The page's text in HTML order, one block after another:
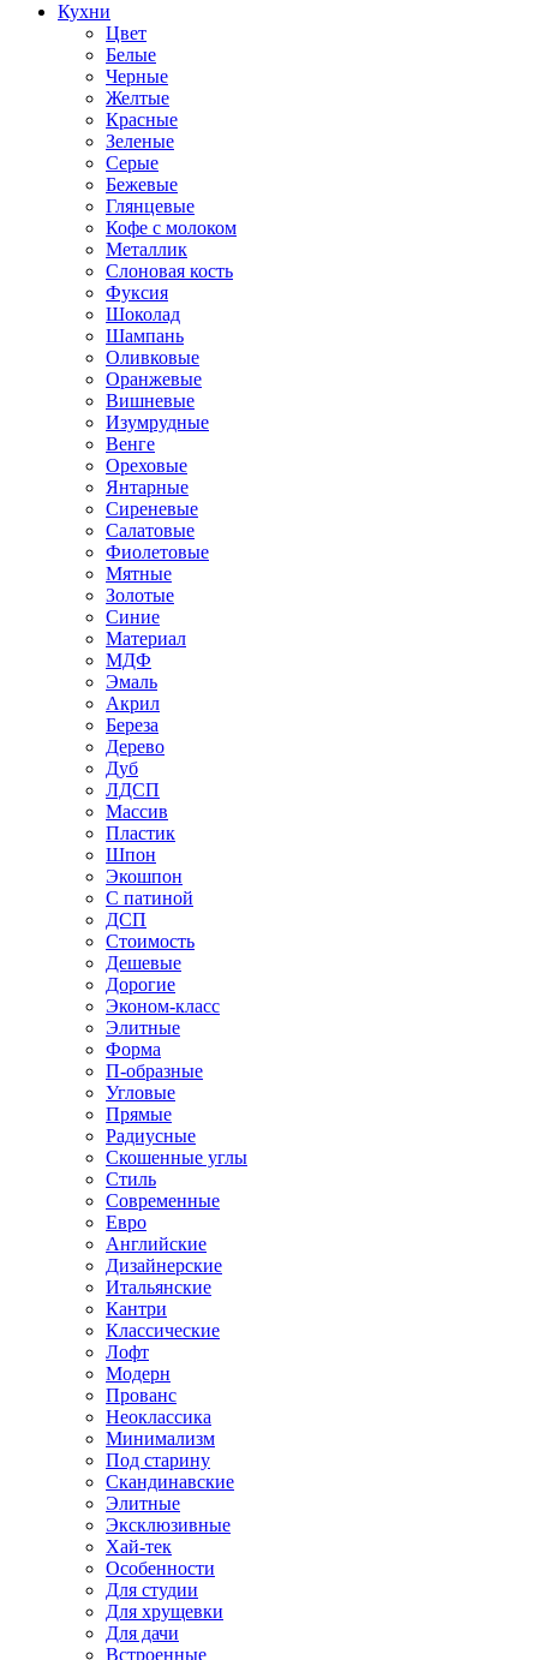
Кухни
Цвет
Белые
Черные
Желтые
Красные
Зеленые
Серые
Бежевые
Глянцевые
Кофе с молоком
Металлик
Слоновая кость
Фуксия
Шоколад
Шампань
Оливковые
Оранжевые
Вишневые
Изумрудные
Венге
Ореховые
Янтарные
Сиреневые
Салатовые
Фиолетовые
Мятные
Золотые
Синие
Материал
МДФ
Эмаль
Акрил
Береза
Дерево
Дуб
ЛДСП
Массив
Пластик
Шпон
Экошпон
С патиной
ДСП
Стоимость
Дешевые
Дорогие
Эконом-класс
Элитные
Форма
П-образные
Угловые
Прямые
Радиусные
Скошенные углы
Стиль
Современные
Евро
Английские
Дизайнерские
Итальянские
Кантри
Классические
Лофт
Модерн
Прованс
Неоклассика
Минимализм
Под старину
Скандинавские
Элитные
Эксклюзивные
Хай-тек
Особенности
Для студии
Для хрущевки
Для дачи
Встроенные